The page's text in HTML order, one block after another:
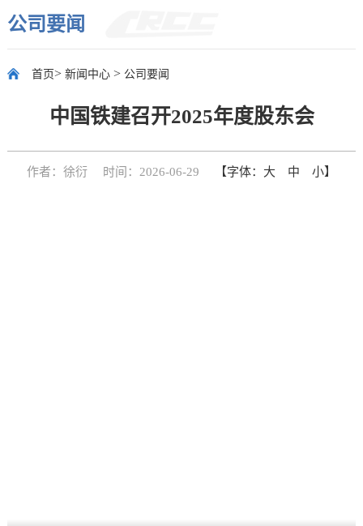
公司要闻
首页> 新闻中心 > 公司要闻
中国铁建召开2025年度股东会
作者：徐衍 时间：2026-06-29 【字体： 大 中 小】